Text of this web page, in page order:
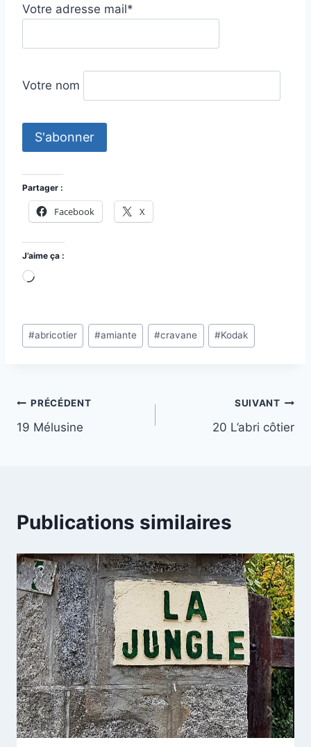
Votre adresse mail*
Votre nom
Partager :
Facebook X
J’aime ça :
C
r
e
n
Étiquettes
de
#abricotier #amiante #cravane #Kodak
Navigation
de
PRÉCÉDENT
19 Mélusine
SUIVANT
20 L’abri côtier
Publications similaires